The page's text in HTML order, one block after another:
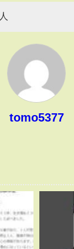
tomo5377